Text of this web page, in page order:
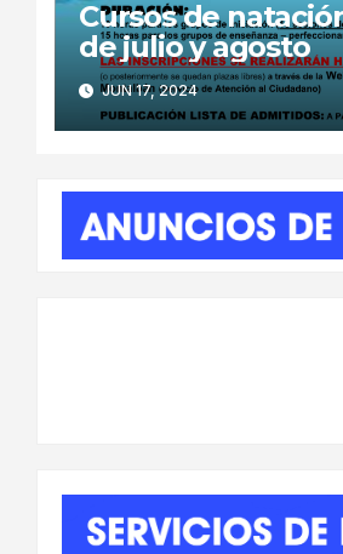
Cursos de
de julio y agosto
JUN 17, 2024